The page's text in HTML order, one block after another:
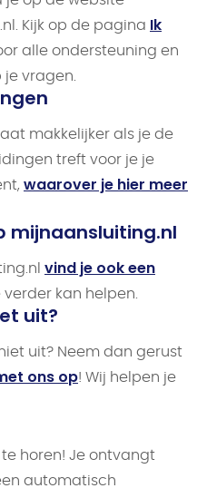
Kijk op de pagina Ik
alle ondersteuning en
vragen.
makkelijker als je de
treft voor je je
waarover je hier meer
mijnaansluiting.nl
vind je ook een
verder kan helpen.
uit?
uit? Neem dan gerust
ons op! Wij helpen je
horen! Je ontvangt
automatisch